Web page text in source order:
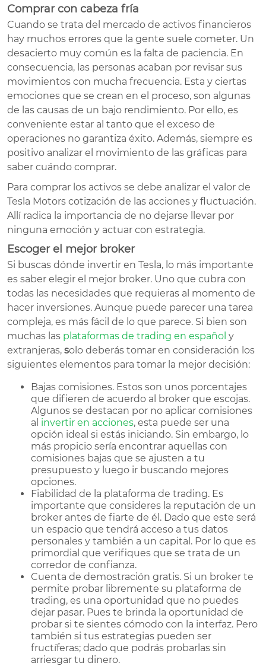
Comprar con cabeza fría
Cuando se trata del mercado de activos financieros
hay muchos errores que la gente suele cometer. Un
desacierto muy común es la falta de paciencia. En
consecuencia, las personas acaban por revisar sus
movimientos con mucha frecuencia. Esta y ciertas
emociones que se crean en el proceso, son algunas
de las causas de un bajo rendimiento. Por ello, es
conveniente estar al tanto que el exceso de
operaciones no garantiza éxito. Además, siempre es
positivo analizar el movimiento de las gráficas para
saber cuándo comprar.
Para comprar los activos se debe analizar el valor de
Tesla Motors cotización de las acciones y fluctuación.
Allí radica la importancia de no dejarse llevar por
ninguna emoción y actuar con estrategia.
Escoger el mejor broker
Si buscas dónde invertir en Tesla, lo más importante
es saber elegir el mejor broker. Uno que cubra con
todas las necesidades que requieras al momento de
hacer inversiones. Aunque puede parecer una tarea
compleja, es más fácil de lo que parece. Si bien son
muchas las plataformas de trading en español y
extranjeras, solo deberás tomar en consideración los
siguientes elementos para tomar la mejor decisión:
Bajas comisiones. Estos son unos porcentajes
que difieren de acuerdo al broker que escojas.
Algunos se destacan por no aplicar comisiones
al invertir en acciones, esta puede ser una
opción ideal si estás iniciando. Sin embargo, lo
más propicio sería encontrar aquellas con
comisiones bajas que se ajusten a tu
presupuesto y luego ir buscando mejores
opciones.
Fiabilidad de la plataforma de trading. Es
importante que consideres la reputación de un
broker antes de fiarte de él. Dado que este será
un espacio que tendrá acceso a tus datos
personales y también a un capital. Por lo que es
primordial que verifiques que se trata de un
corredor de confianza.
Cuenta de demostración gratis. Si un broker te
permite probar libremente su plataforma de
trading, es una oportunidad que no puedes
dejar pasar. Pues te brinda la oportunidad de
probar si te sientes cómodo con la interfaz. Pero
también si tus estrategias pueden ser
fructíferas; dado que podrás probarlas sin
arriesgar tu dinero.